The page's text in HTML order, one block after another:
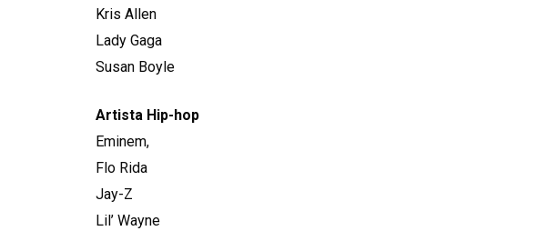
Kris Allen
Lady Gaga
Susan Boyle
Artista Hip-hop
Eminem,
Flo Rida
Jay-Z
Lil’ Wayne